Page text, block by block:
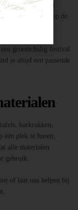
de mobiliteit en
inspelen op de
grootschalig festival
je altijd een passende
barkrukken,
één plek te huren,
alle materialen
gebruik.
of laat ons helpen bij